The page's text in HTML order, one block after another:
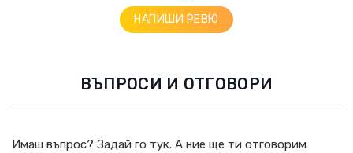
НАПИШИ РЕВЮ
ВЪПРОСИ И ОТГОВОРИ
Имаш въпрос? Задай го тук. А ние ще ти отговорим